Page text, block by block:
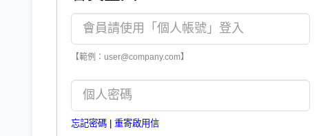
【範例：user@company.com】
忘記密碼 重寄啟用信